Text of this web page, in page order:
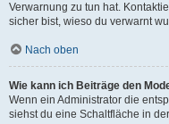
Verwarnung zu tun hat.
sicher bist, wieso du verwarnt
Nach oben
Wie kann ich Beiträge den
Wenn ein Administrator die
siehst du eine Schaltfläche in